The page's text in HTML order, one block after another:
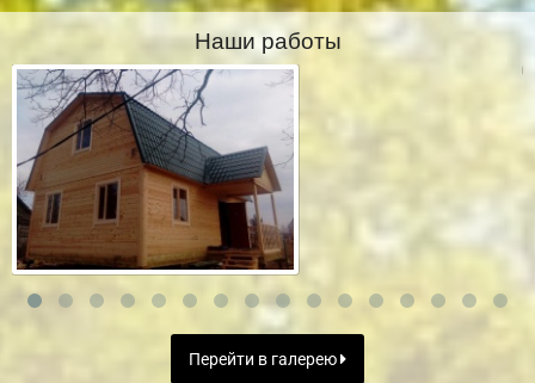
Наши работы
Перейти в галерею